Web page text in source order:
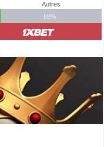
Autres
88%